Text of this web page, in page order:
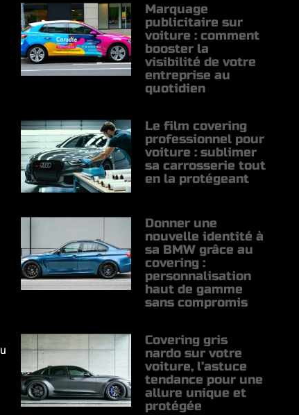
Marquage
publicitaire sur
voiture : comment
booster la
visibilité de votre
entreprise au
quotidien
Le film covering
professionnel pour
voiture : sublimer
sa carrosserie tout
en la protégeant
Donner une
nouvelle identité à
sa BMW grâce au
covering :
personnalisation
haut de gamme
sans compromis
Covering gris
nardo sur votre
voiture, l’astuce
tendance pour une
allure unique et
protégée